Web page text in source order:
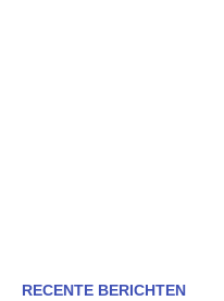
RECENTE BERICHTEN